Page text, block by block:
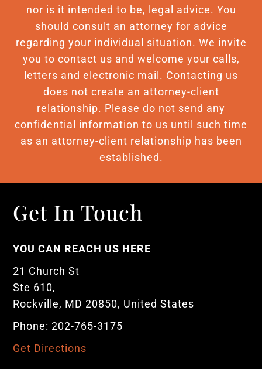
nor is it intended to be, legal advice. You
should consult an attorney for advice
regarding your individual situation. We invite
you to contact us and welcome your calls,
letters and electronic mail. Contacting us
does not create an attorney-client
relationship. Please do not send any
confidential information to us until such time
as an attorney-client relationship has been
established.
Get In Touch
YOU CAN REACH US HERE
21 Church St
Ste 610,
Rockville, MD 20850, United States
Phone: 202-765-3175
Get Directions